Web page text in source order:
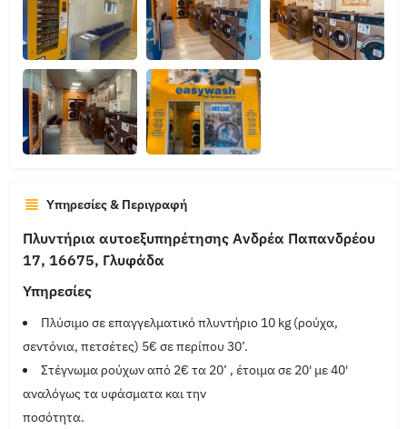
Υπηρεσίες & Περιγραφή
Πλυντήρια αυτοεξυπηρέτησης Ανδρέα Παπανδρέου
17, 16675, Γλυφάδα
Υπηρεσίες
Πλύσιμο σε επαγγελματικό πλυντήριο 10 kg (ρούχα,
σεντόνια, πετσέτες) 5€ σε περίπου 30’.
Στέγνωμα ρούχων από 2€ τα 20’ , έτοιμα σε 20' με 40'
αναλόγως τα υφάσματα και την
ποσότητα.